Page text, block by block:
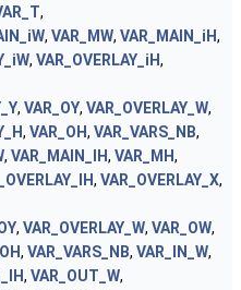
,
, VAR_MW, VAR_MAIN_iH,
, VAR_OVERLAY_iH,
, VAR_OY, VAR_OVERLAY_W,
, VAR_OH, VAR_VARS_NB,
, VAR_MAIN_IH, VAR_MH,
, VAR_OVERLAY_X,
, VAR_OVERLAY_W, VAR_OW,
, VAR_VARS_NB, VAR_IN_W,
, VAR_OUT_W,